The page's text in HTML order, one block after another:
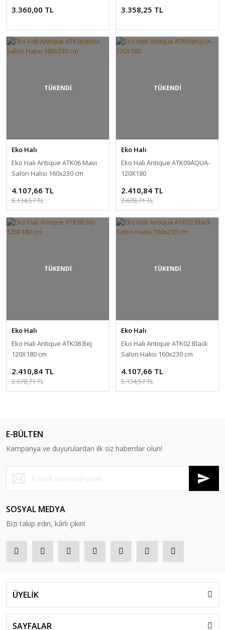
3.360,00 TL 3.358,25 TL
TÜKENDİ
Eko Halı
Eko Halı Antique ATK06 Mavi
Salon Halısı 160x230 cm
4.107,66 TL
5.134,57 TL
TÜKENDİ
Eko Halı
Eko Halı Antique ATK09AQUA-
120X180
2.410,84 TL
2.678,71 TL
TÜKENDİ
Eko Halı
Eko Halı Antique ATK08 Bej
120X180 cm
2.410,84 TL
2.678,71 TL
TÜKENDİ
Eko Halı
Eko Halı Antique ATK02 Black
Salon Halısı 160x230 cm
4.107,66 TL
5.134,57 TL
E-BÜLTEN
Kampanya ve duyurulardan ilk siz haberdar olun!
SOSYAL MEDYA
Bizi takip edin, kârlı çıkın!
ÜYELİK
SAYFALAR